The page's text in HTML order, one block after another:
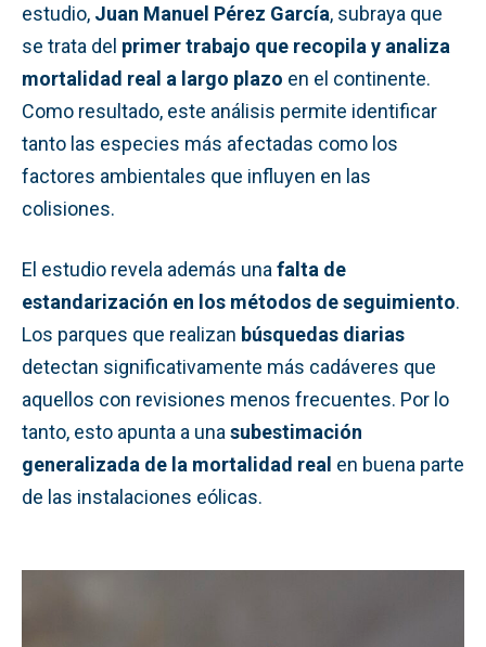
estudio, Juan Manuel Pérez García, subraya que
se trata del primer trabajo que recopila y analiza
mortalidad real a largo plazo en el continente.
Como resultado, este análisis permite identificar
tanto las especies más afectadas como los
factores ambientales que influyen en las
colisiones.
El estudio revela además una falta de
estandarización en los métodos de seguimiento.
Los parques que realizan búsquedas diarias
detectan significativamente más cadáveres que
aquellos con revisiones menos frecuentes. Por lo
tanto, esto apunta a una subestimación
generalizada de la mortalidad real en buena parte
de las instalaciones eólicas.